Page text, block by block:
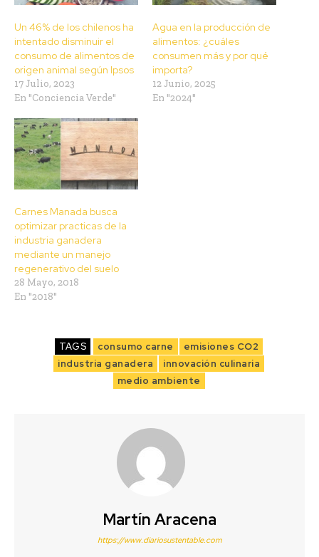
Un 46% de los chilenos ha
intentado disminuir el
consumo de alimentos de
origen animal según Ipsos
17 Julio, 2023
En "Conciencia Verde"
Agua en la producción de
alimentos: ¿cuáles
consumen más y por qué
importa?
12 Junio, 2025
En "2024"
Carnes Manada busca
optimizar practicas de la
industria ganadera
mediante un manejo
regenerativo del suelo
28 Mayo, 2018
En "2018"
TAGS consumo carne
emisiones CO2
industria ganadera
innovación culinaria
medio ambiente
Martín Aracena
https://www.diariosustentable.com